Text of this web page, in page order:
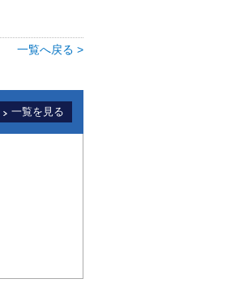
一覧へ戻る >
一覧を見る